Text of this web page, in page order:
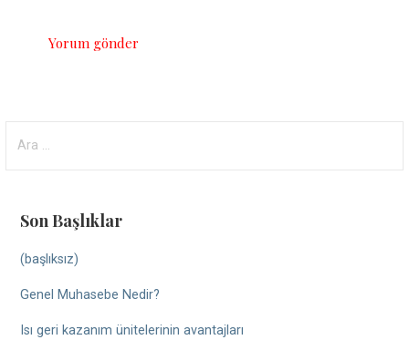
Son Başlıklar
(başlıksız)
Genel Muhasebe Nedir?
Isı geri kazanım ünitelerinin avantajları